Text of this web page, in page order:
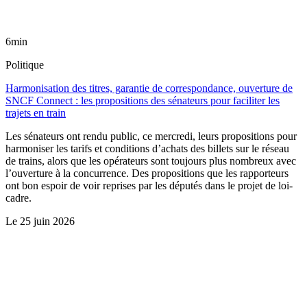
6min
Politique
Harmonisation des titres, garantie de correspondance, ouverture de
SNCF Connect : les propositions des sénateurs pour faciliter les
trajets en train
Les sénateurs ont rendu public, ce mercredi, leurs propositions pour
harmoniser les tarifs et conditions d’achats des billets sur le réseau
de trains, alors que les opérateurs sont toujours plus nombreux avec
l’ouverture à la concurrence. Des propositions que les rapporteurs
ont bon espoir de voir reprises par les députés dans le projet de loi-
cadre.
Le 25 juin 2026